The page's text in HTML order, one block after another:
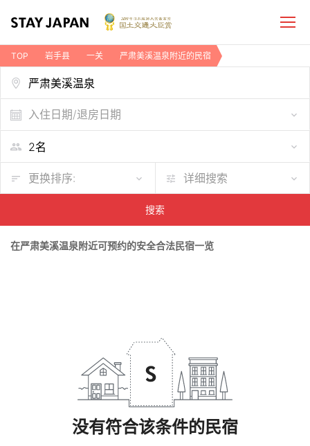
TOP 岩手县 一关 严肃美溪温泉附近的民宿
入住日期/退房日期
更换排序: 详细搜索
搜索
在严肃美溪温泉附近可预约的安全合法民宿一览
没有符合该条件的民宿